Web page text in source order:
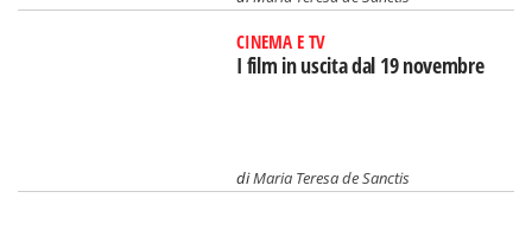
CINEMA E TV
I film in uscita dal 19 novembre
diMaria Teresa de Sanctis